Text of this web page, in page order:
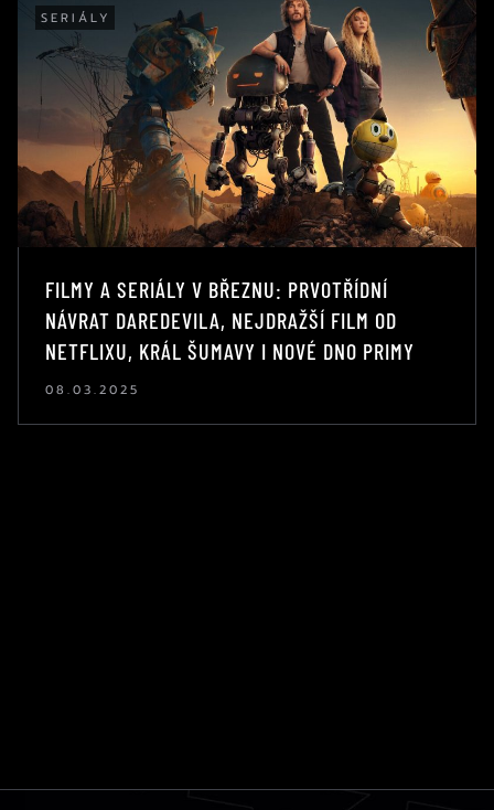
SERIÁLY
FILMY A SERIÁLY V BŘEZNU: PRVOTŘÍDNÍ
NÁVRAT DAREDEVILA, NEJDRAŽŠÍ FILM OD
NETFLIXU, KRÁL ŠUMAVY I NOVÉ DNO PRIMY
08.03.2025